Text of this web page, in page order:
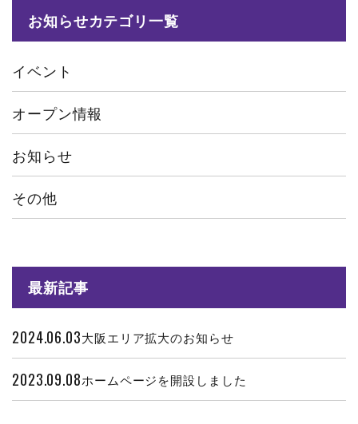
お知らせカテゴリ一覧
イベント
オープン情報
お知らせ
その他
最新記事
2024.06.03大阪エリア拡大のお知らせ
2023.09.08ホームページを開設しました